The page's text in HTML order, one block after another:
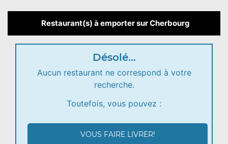
Restaurant(s) à emporter sur Cherbourg
Désolé...
Aucun restaurant ne correspond à votre
recherche.
Toutefois, vous pouvez :
VOUS FAIRE LIVRER!